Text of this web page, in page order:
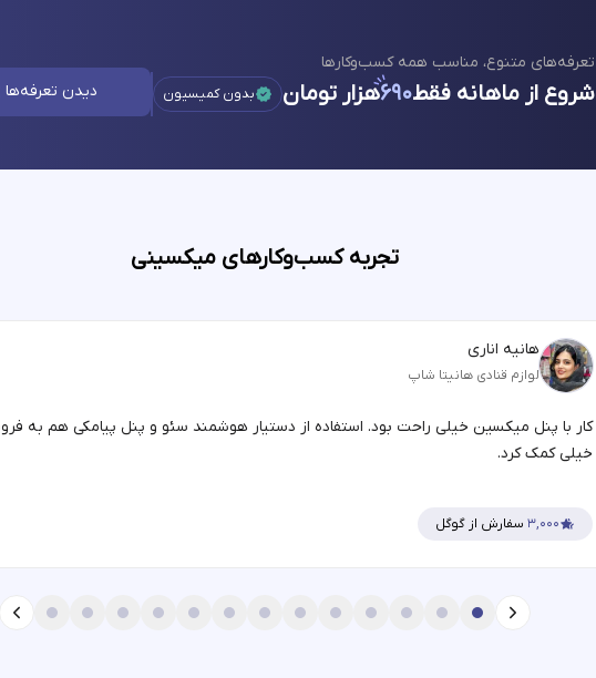
تعرفه‌های متنوع، مناسب همه کسب‌وکارها
شروع از ماهانه فقط۶۹۰هزار تومان بدون کمیسیون دیدن تعرفه‌ها
تجربه کسب‌وکارهای میکسینی
هانیه اناری
لوازم قنادی هانیتا شاپ
کار با پنل میکسین خیلی راحت بود. استفاده از دستیار هوشمند سئو و پنل پیامکی هم به
خیلی کمک کرد.
۳,۰۰۰ سفارش از گوگل